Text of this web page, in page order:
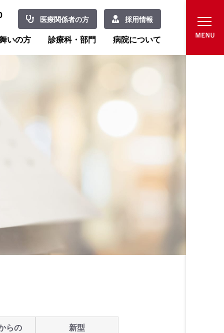
医療関係者の方 採用情報
いの方 診療科・部門 病院について
らの
新型